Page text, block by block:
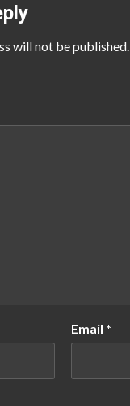
will not be published.
Email *